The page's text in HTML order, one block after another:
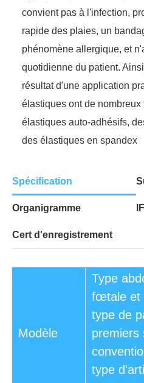
convient pas à l'infection,
rapide des plaies, un
phénomène allergique, et
quotidienne du patient.
résultat d'une application
élastiques ont de
élastiques auto-adhésifs,
des élastiques en spandex
Spécification
Organigramme
Cert d'enregistrement
Modèle
Type
fœtale et
type de
premiers
type